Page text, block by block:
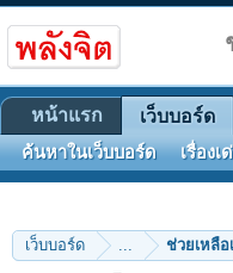
เว็บบอร์ด ... ช่วยเหลื
หน้าแรก เว็บบอร์ด
ค้นหาในเว็บบอร์ด เรื่องเ